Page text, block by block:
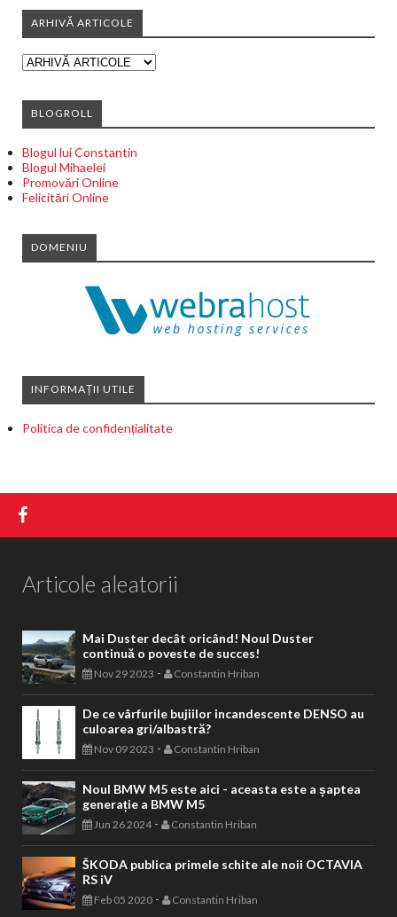
ARHIVĂ ARTICOLE
BLOGROLL
Blogul lui Constantin
Blogul Mihaelei
Promovări Online
Felicitări Online
DOMENIU
INFORMAȚII UTILE
Politica de confidențialitate
Articole aleatorii
Mai Duster decât oricând! Noul Duster
continuă o poveste de succes!
Nov 29 2023 - Constantin Hriban
De ce vârfurile bujiilor incandescente DENSO au
culoarea gri/albastră?
Nov 09 2023 - Constantin Hriban
Noul BMW M5 este aici - aceasta este a șaptea
generație a BMW M5
Jun 26 2024- Constantin Hriban
ŠKODA publica primele schite ale noii OCTAVIA
RS iV
Feb 05 2020 - Constantin Hriban